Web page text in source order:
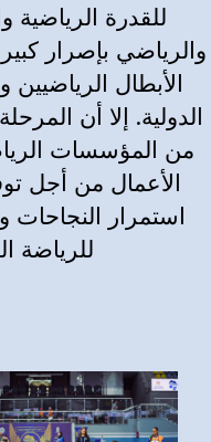
للقدرة الرياضية
والرياضي بإصرار
الأبطال
الدولية. إلا أن
من المؤسسات
الأعمال من أجل
استمرار النجاحات
للرياضة